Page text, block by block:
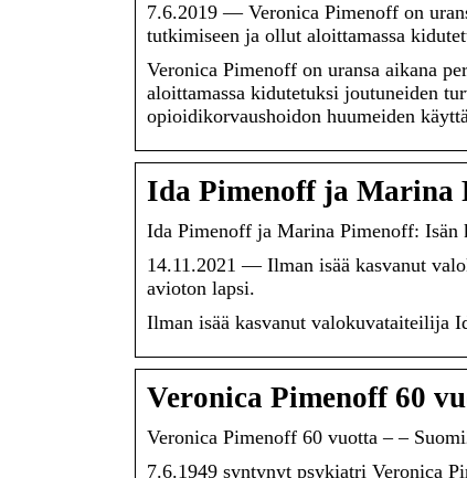
7.6.2019 — Veronica Pimenoff on
tutkimiseen ja ollut aloittamassa
Veronica Pimenoff on uransa aikana
aloittamassa kidutetuksi joutuneiden
opioidikorvaushoidon huumeiden
Ida Pimenoff ja Marina
Ida Pimenoff ja Marina Pimenoff: Isän
14.11.2021 — Ilman isää kasvanut
avioton lapsi.
Ilman isää kasvanut valokuvataiteilija
Veronica Pimenoff 60
Veronica Pimenoff 60 vuotta – –
7.6.1949 syntynyt psykiatri Veronica